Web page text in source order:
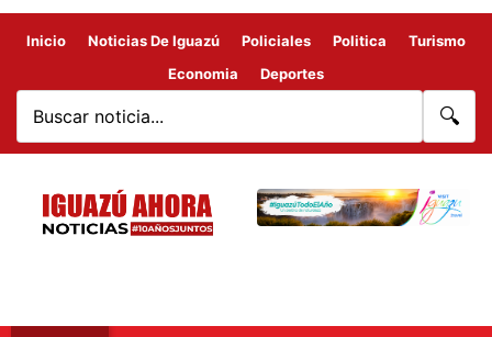
Inicio Noticias De Iguazú Policiales Politica
Turismo
Economia
Deportes
🔍